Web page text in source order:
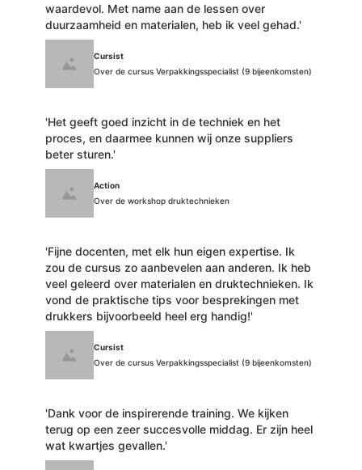
waardevol. Met name aan de lessen over
duurzaamheid en materialen, heb ik veel gehad.'
Cursist
Over de cursus Verpakkingsspecialist (9 bijeenkomsten)
'Het geeft goed inzicht in de techniek en het
proces, en daarmee kunnen wij onze suppliers
beter sturen.'
Action
Over de workshop druktechnieken
'Fijne docenten, met elk hun eigen expertise. Ik
zou de cursus zo aanbevelen aan anderen. Ik heb
veel geleerd over materialen en druktechnieken. Ik
vond de praktische tips voor besprekingen met
drukkers bijvoorbeeld heel erg handig!'
Cursist
Over de cursus Verpakkingsspecialist (9 bijeenkomsten)
'Dank voor de inspirerende training. We kijken
terug op een zeer succesvolle middag. Er zijn heel
wat kwartjes gevallen.'